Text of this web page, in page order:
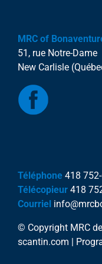
MRC of
51, rue Notre-Dame
New Carlisle
Téléphone 418
Télécopieur 418
Courriel
© Copyright MRC
scantin.com |